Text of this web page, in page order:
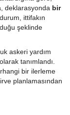
deklarasyonda bir
ittifakın
şeklinde
askeri yardım
tanımlandı.
bir ilerleme
planlamasından